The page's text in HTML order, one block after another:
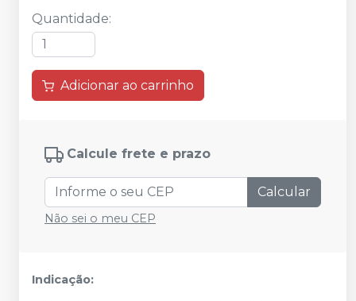
Quantidade:
Adicionar ao carrinho
Calcule frete e prazo
Calcular
Não sei o meu CEP
Indicação: